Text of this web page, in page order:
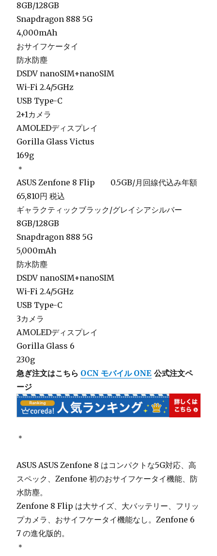
8GB/128GB
Snapdragon 888 5G
4,000mAh
おサイフケータイ
防水防塵
DSDV nanoSIM+nanoSIM
Wi-Fi 2.4/5GHz
USB Type-C
2+1カメラ
AMOLEDディスプレイ
Gorilla Glass Victus
169g
＊
ASUS Zenfone 8 Flip 0.5GB/月回線代込み年額
65,810円 税込
ギャラクティックブラック/グレイシアシルバー
8GB/128GB
Snapdragon 888 5G
5,000mAh
防水防塵
DSDV nanoSIM+nanoSIM
Wi-Fi 2.4/5GHz
USB Type-C
3カメラ
AMOLEDディスプレイ
Gorilla Glass 6
230g
急ぎ注文はこちら OCN モバイル ONE 公式注文ペ
ージ
＊
ASUS ASUS Zenfone 8 はコンパクトな5G対応、高
スペック、Zenfone 初のおサイフケータイ機能、防
水防塵。
Zenfone 8 Flip は大サイズ、大バッテリー、フリッ
プカメラ、おサイフケータイ機能なし。Zenfone 6
7 の進化版的。
＊